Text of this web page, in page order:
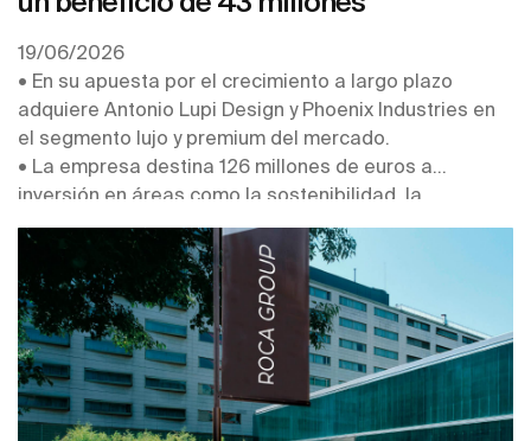
19/06/2026
• En su apuesta por el crecimiento a largo plazo
adquiere Antonio Lupi Design y Phoenix Industries en
el segmento lujo y premium del mercado.
• La empresa destina 126 millones de euros a
inversión en áreas como la sostenibilidad, la
digitalización y robotización de sus plantas, la
conectividad de los productos y el refuerzo de sus
centros de competencia.
• Obtiene en 2026 la Medalla de Platino de EcoVadis,
por segundo año consecutivo, y es reconocida con la
inclusión en el ranking Europe’s Climate Leaders 2026
que elabora Financial Times.